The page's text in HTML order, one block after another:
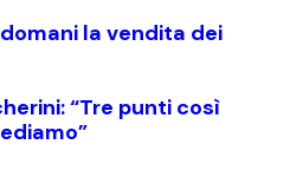
la vendita dei
“Tre punti così